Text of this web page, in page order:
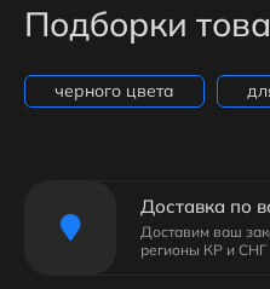
Подборки
черного цвета
Доставка по
Доставим ваш
регионы КР и СНГ